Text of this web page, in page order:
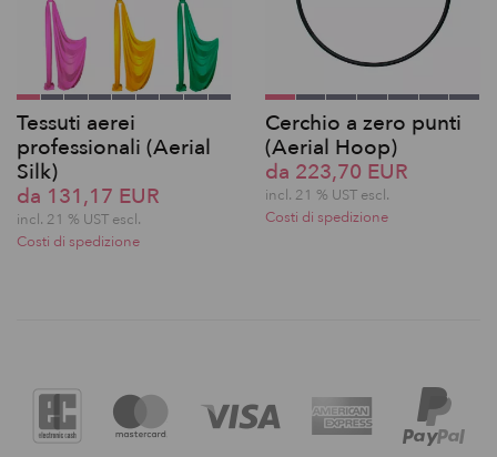
Tessuti aerei
professionali (Aerial
Silk)
da 131,17 EUR
incl. 21 % UST escl.
Costi di spedizione
Cerchio a zero punti
(Aerial Hoop)
da 223,70 EUR
incl. 21 % UST escl.
Costi di spedizione